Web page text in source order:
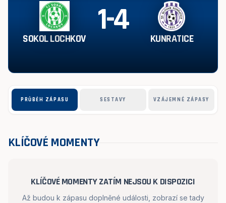
SOKOL LOCHKOV 1-4 KUNRATICE
PRŮBĚH ZÁPASU SESTAVY VZÁJEMNÉ ZÁPASY
KLÍČOVÉ MOMENTY
KLÍČOVÉ MOMENTY ZATÍM NEJSOU K DISPOZICI
Až budou k zápasu doplněné události, zobrazí se tady